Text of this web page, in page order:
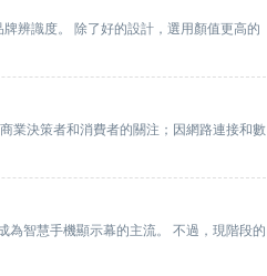
辨識度。 除了好的設計，選用顏值更高的
業決策者和消費者的關注；因網路連接和數
智慧手機顯示幕的主流。 不過，現階段的